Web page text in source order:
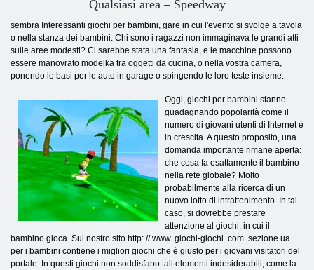
Qualsiasi area – Speedway
sembra Interessanti giochi per bambini, gare in cui l'evento si svolge a tavola
o nella stanza dei bambini. Chi sono i ragazzi non immaginava le grandi atti
sulle aree modesti? Ci sarebbe stata una fantasia, e le macchine possono
essere manovrato modelka tra oggetti da cucina, o nella vostra camera,
ponendo le basi per le auto in garage o spingendo le loro teste insieme.
Oggi, giochi per bambini stanno
guadagnando popolarità come il
numero di giovani utenti di Internet è
in crescita. A questo proposito, una
domanda importante rimane aperta:
che cosa fa esattamente il bambino
nella rete globale? Molto
probabilmente alla ricerca di un
nuovo lotto di intrattenimento. In tal
caso, si dovrebbe prestare
attenzione al giochi, in cui il
bambino gioca. Sul nostro sito http: // www. giochi-giochi. com. sezione ua
per i bambini contiene i migliori giochi che è giusto per i giovani visitatori del
portale. In questi giochi non soddisfano tali elementi indesiderabili, come la